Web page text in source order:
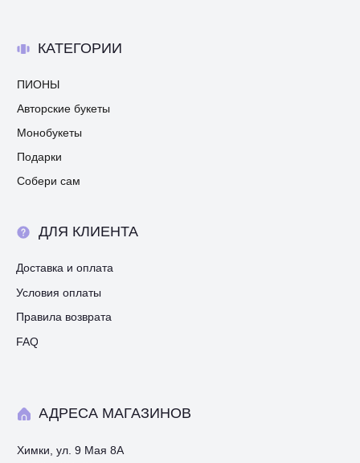
Собери сам
Подарки
Монобукеты
ПИОНЫ
Авторские букеты
Доставка и оплата
Условия оплаты
ДЛЯ КЛИЕНТА
FAQ
АДРЕСА МАГАЗИНОВ
Правила возврата
КАТЕГОРИИ
Химки, ул. 9 Мая 8А